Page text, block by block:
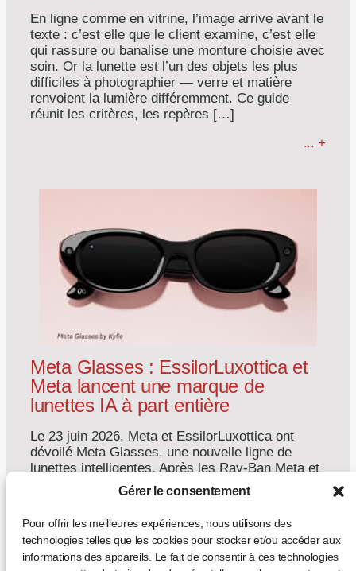
Gérer le consentement
Pour offrir les meilleures expériences, nous utilisons des
technologies telles que les cookies pour stocker et/ou accéder aux
informations des appareils. Le fait de consentir à ces technologies
En ligne comme en vitrine, l’image arrive avant le
texte : c’est elle que le client examine, c’est elle
qui rassure ou banalise une monture choisie avec
soin. Or la lunette est l’un des objets les plus
difficiles à photographier — verre et matière
renvoient la lumière différemment. Ce guide
réunit les critères, les repères […]
... +
Meta Glasses : EssilorLuxottica et
Meta lancent une marque de
lunettes IA à part entière
Le 23 juin 2026, Meta et EssilorLuxottica ont
dévoilé Meta Glasses, une nouvelle ligne de
lunettes intelligentes. Après les Ray-Ban Meta et
les Oakley Meta, c’est la première fois que le
wearable porte directement le nom de Meta —
signe que la lunette connectée s’affirme comme
une catégorie optique autonome, et non plus
comme un […]